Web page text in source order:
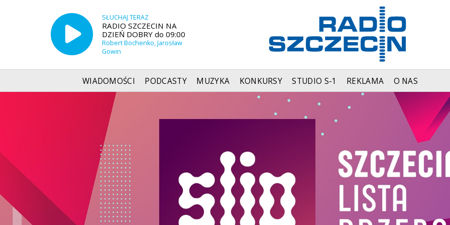
SŁUCHAJ TERAZ
RADIO SZCZECIN NA
DZIEŃ DOBRY do 09:00
Robert Bochenko, Jarosław
Gowin
WIADOMOŚCI PODCASTY MUZYKA KONKURSY STUDIO S-1 REKLAMA O NAS